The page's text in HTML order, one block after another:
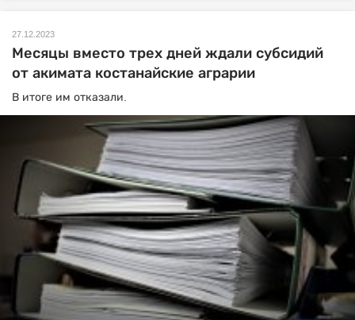
27.12.2023
Месяцы вместо трех дней ждали субсидий
от акимата костанайские аграрии
В итоге им отказали.